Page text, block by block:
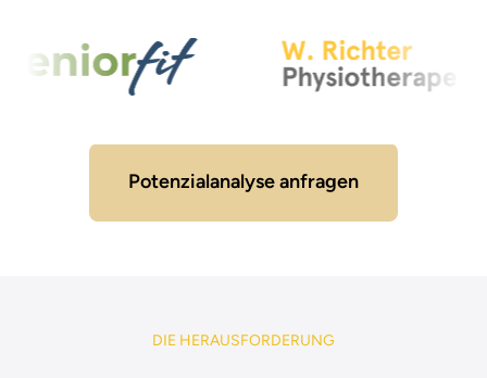
Potenzialanalyse anfragen
DIE HERAUSFORDERUNG